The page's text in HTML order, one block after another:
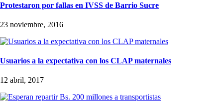
Protestaron por fallas en IVSS de Barrio Sucre
23 noviembre, 2016
Usuarios a la expectativa con los CLAP maternales
12 abril, 2017